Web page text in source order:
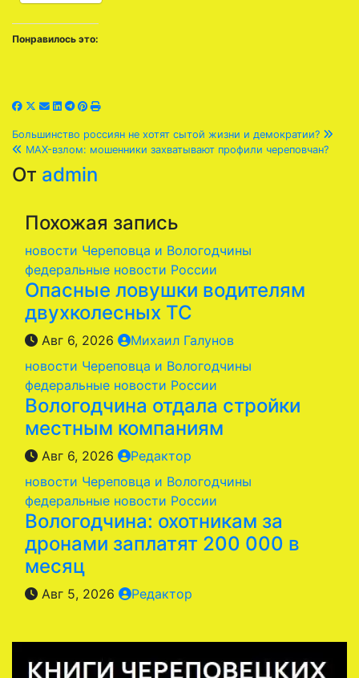
Понравилось это:
Навигация
по
Большинство россиян не хотят сытой жизни и демократии?
MAX-взлом: мошенники захватывают профили череповчан?
От admin
Похожая запись
новости Череповца и Вологодчины
федеральные новости России
Опасные ловушки водителям
двухколесных ТС
Авг 6, 2026
Михаил Галунов
новости Череповца и Вологодчины
федеральные новости России
Вологодчина отдала стройки
местным компаниям
Авг 6, 2026
Редактор
новости Череповца и Вологодчины
федеральные новости России
Вологодчина: охотникам за
дронами заплатят 200 000 в
месяц
Авг 5, 2026 Редактор